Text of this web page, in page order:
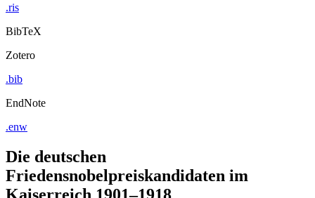
.ris
BibTeX
Zotero
.bib
EndNote
.enw
Die deutschen
Friedensnobelpreiskandidaten im
Kaiserreich 1901–1918